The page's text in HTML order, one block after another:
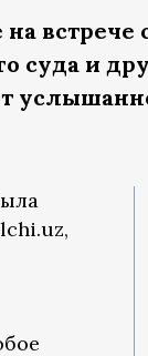
встрече
суда и